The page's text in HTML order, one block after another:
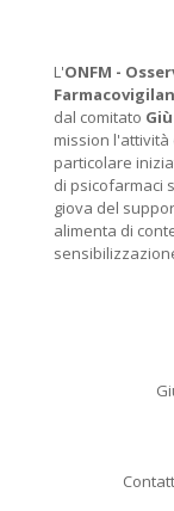
L'ONFM -
dal comitato
mission
particolare
di psicofarmaci
giova del
alimenta di